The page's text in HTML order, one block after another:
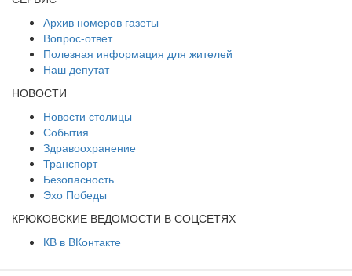
Архив номеров газеты
Вопрос-ответ
Полезная информация для жителей
Наш депутат
НОВОСТИ
Новости столицы
События
Здравоохранение
Транспорт
Безопасность
Эхо Победы
КРЮКОВСКИЕ ВЕДОМОСТИ В СОЦСЕТЯХ
КВ в ВКонтакте